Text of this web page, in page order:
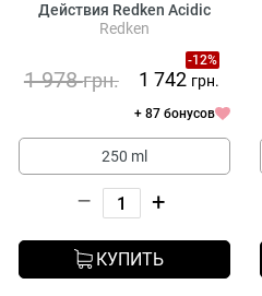
Действия Redken Acidic
Bonding Concentrate 5-Min
Redken
-12%
1 978грн. 1 742 грн.
+ 87 бонусов
250 ml
– +
КУПИТЬ